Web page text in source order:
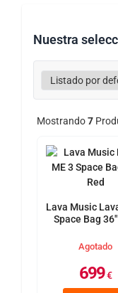
Nuestra
Mostrando7
Lava Music
Space Bag 36"
Agotado
699€